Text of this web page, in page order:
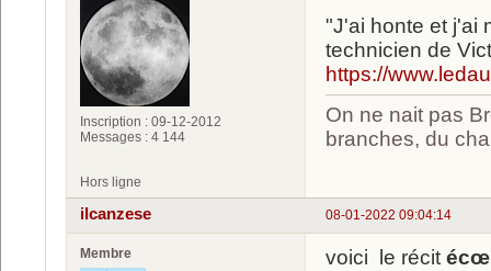
Inscription : 09-12-2012
Messages : 4 144
"J'ai honte et j'ai
technicien de
https://
On ne nait pas
branches, du
Hors ligne
08-01-2022 09:04:14
ilcanzese
Membre voici le récit